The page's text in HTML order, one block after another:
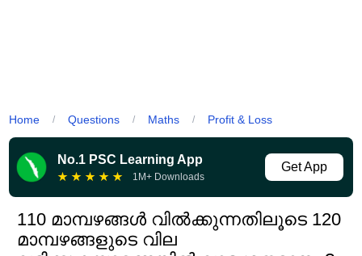
Home / Questions / Maths / Profit & Loss
No.1 PSC Learning App
★ ★ ★ ★ ★ 1M+ Downloads
Get App
110 മാമ്പഴങ്ങൾ വിൽക്കുന്നതിലൂടെ 120
മാമ്പഴങ്ങളുടെ വില